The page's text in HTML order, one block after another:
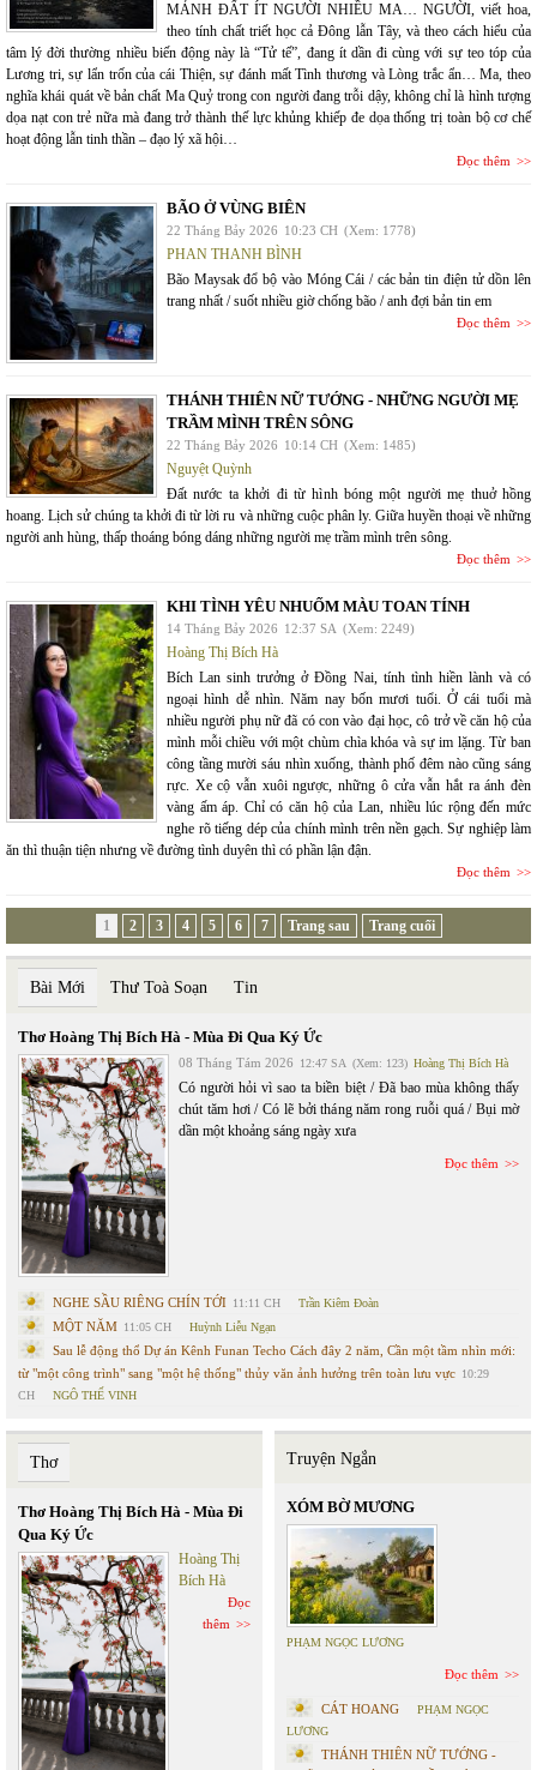
MẢNH ĐẤT ÍT NGƯỜI NHIỀU MA… NGƯỜI, viết hoa,
theo tính chất triết học cả Đông lẫn Tây, và theo cách hiểu của
tâm lý đời thường nhiều biến động này là “Tử tế”, đang ít dần đi cùng với sự teo tóp của
Lương tri, sự lẩn trốn của cái Thiện, sự đánh mất Tình thương và Lòng trắc ẩn… Ma, theo
nghĩa khái quát về bản chất Ma Quỷ trong con người đang trỗi dậy, không chỉ là hình tượng
dọa nạt con trẻ nữa mà đang trở thành thế lực khủng khiếp đe dọa thống trị toàn bộ cơ chế
hoạt động lẫn tinh thần – đạo lý xã hội…
Đọc thêm
BÃO Ở VÙNG BIÊN
22 Tháng Bảy 2026 10:23 CH (Xem: 1778)
PHAN THANH BÌNH
Bão Maysak đổ bộ vào Móng Cái / các bản tin điện tử dồn lên
trang nhất / suốt nhiều giờ chống bão / anh đợi bản tin em
Đọc thêm
THÁNH THIÊN NỮ TƯỚNG - NHỮNG NGƯỜI MẸ
TRẦM MÌNH TRÊN SÔNG
22 Tháng Bảy 2026 10:14 CH (Xem: 1485)
Nguyệt Quỳnh
Đất nước ta khởi đi từ hình bóng một người mẹ thuở hồng
hoang. Lịch sử chúng ta khởi đi từ lời ru và những cuộc phân ly. Giữa huyền thoại về những
người anh hùng, thấp thoáng bóng dáng những người mẹ trầm mình trên sông.
Đọc thêm
KHI TÌNH YÊU NHUỐM MÀU TOAN TÍNH
14 Tháng Bảy 2026 12:37 SA (Xem: 2249)
Hoàng Thị Bích Hà
Bích Lan sinh trưởng ở Đồng Nai, tính tình hiền lành và có
ngoại hình dễ nhìn. Năm nay bốn mươi tuổi. Ở cái tuổi mà
nhiều người phụ nữ đã có con vào đại học, cô trở về căn hộ của
mình mỗi chiều với một chùm chìa khóa và sự im lặng. Từ ban
công tầng mười sáu nhìn xuống, thành phố đêm nào cũng sáng
rực. Xe cộ vẫn xuôi ngược, những ô cửa vẫn hắt ra ánh đèn
vàng ấm áp. Chỉ có căn hộ của Lan, nhiều lúc rộng đến mức
nghe rõ tiếng dép của chính mình trên nền gạch. Sự nghiệp làm
ăn thì thuận tiện nhưng về đường tình duyên thì có phần lận đận.
Đọc thêm
1 2 3 4 5 6 7 Trang sau Trang cuối
Bài Mới Thư Toà Soạn Tin
Thơ Hoàng Thị Bích Hà - Mùa Đi Qua Ký Ức
08 Tháng Tám 2026 12:47 SA (Xem: 123) Hoàng Thị Bích Hà
Có người hỏi vì sao ta biền biệt / Đã bao mùa không thấy
chút tăm hơi / Có lẽ bởi tháng năm rong ruỗi quá / Bụi mờ
dần một khoảng sáng ngày xưa
Đọc thêm
NGHE SẦU RIÊNG CHÍN TỚI 11:11 CH Trần Kiêm Đoàn
MỘT NĂM 11:05 CH Huỳnh Liễu Ngạn
Sau lễ động thổ Dự án Kênh Funan Techo Cách đây 2 năm, Cần một tầm nhìn mới:
từ "một công trình" sang "một hệ thống" thủy văn ảnh hưởng trên toàn lưu vực 10:29
CH
NGÔ THẾ VINH
Thơ
Thơ Hoàng Thị Bích Hà - Mùa Đi
Qua Ký Ức
Hoàng Thị
Bích Hà
Đọc
thêm
Truyện Ngắn
XÓM BỜ MƯƠNG
PHẠM NGỌC LƯƠNG
Đọc thêm
CÁT HOANG
PHẠM NGỌC
LƯƠNG
THÁNH THIÊN NỮ TƯỚNG -